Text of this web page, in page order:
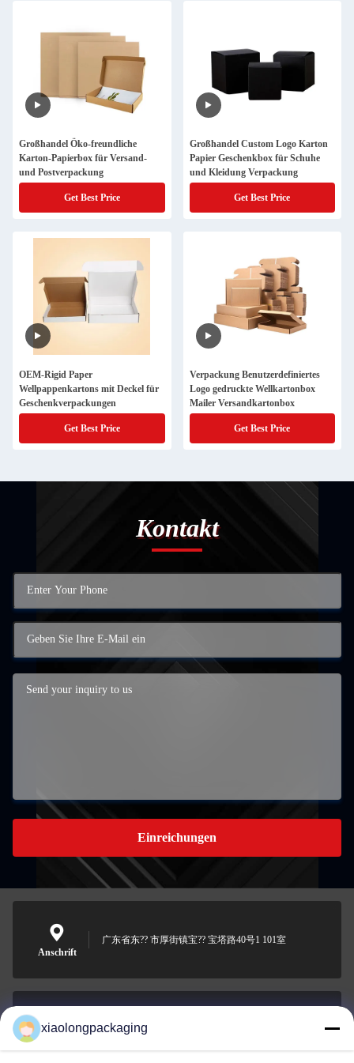
Großhandel Öko-freundliche
Karton-Papierbox für Versand-
und Postverpackung
Get Best Price
Großhandel Custom Logo Karton
Papier Geschenkbox für Schuhe
und Kleidung Verpackung
Get Best Price
OEM-Rigid Paper
Wellpappenkartons mit Deckel für
Geschenkverpackungen
Get Best Price
Verpackung Benutzerdefiniertes
Logo gedruckte Wellkartonbox
Mailer Versandkartonbox
Get Best Price
Kontakt
Einreichungen
Anschrift
广东省东?? 市厚街镇宝?? 宝塔路40号1 101室
E-Mail-Adresse
Tina@xiaolongpackaging.com
xiaolongpackaging